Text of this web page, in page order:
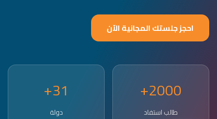
احجز جلستك المجانية الآن
2000+
طالب استفاد
31+
دولة